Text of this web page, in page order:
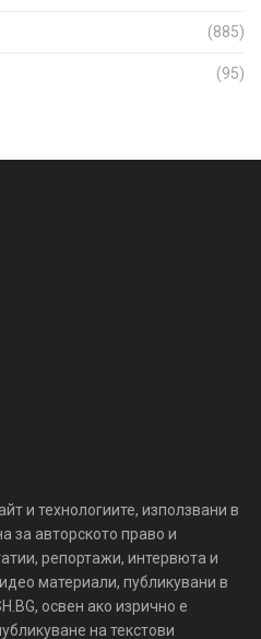
(885)
(95)
и технологиите, използвани в
за авторското право и
репортажи, интервюта и
материали, публикувани в
освен ако изрично е
на текстови